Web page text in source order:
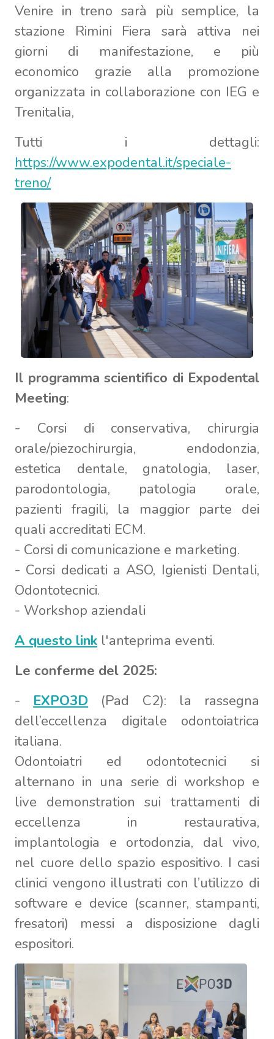
Venire in treno sarà più semplice, la
stazione Rimini Fiera sarà attiva nei
giorni di manifestazione, e più
economico grazie alla promozione
organizzata in collaborazione con IEG e
Trenitalia,
Tutti i dettagli:
https://www.expodental.it/speciale-
treno/
Il programma scientifico di Expodental
Meeting:
- Corsi di conservativa, chirurgia
orale/piezochirurgia, endodonzia,
estetica dentale, gnatologia, laser,
parodontologia, patologia orale,
pazienti fragili, la maggior parte dei
quali accreditati ECM.
- Corsi di comunicazione e marketing.
- Corsi dedicati a ASO, Igienisti Dentali,
Odontotecnici.
- Workshop aziendali
A questo link l'anteprima eventi.
Le conferme del 2025:
- EXPO3D (Pad C2): la rassegna
dell’eccellenza digitale odontoiatrica
italiana.
Odontoiatri ed odontotecnici si
alternano in una serie di workshop e
live demonstration sui trattamenti di
eccellenza in restaurativa,
implantologia e ortodonzia, dal vivo,
nel cuore dello spazio espositivo. I casi
clinici vengono illustrati con l’utilizzo di
software e device (scanner, stampanti,
fresatori) messi a disposizione dagli
espositori.